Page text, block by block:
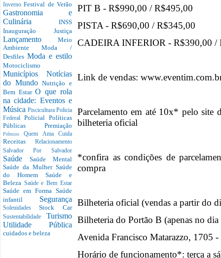
InvernoFestival de Verão
Gastronomia e
Culinária INSS
Inauguração Justiça
Lançamento Meio
AmbienteModa /
Desfiles Moda e estilo
Motociclismo
Municípios Notícias
do MundoNutrição e
Bem EstarO que rola
na cidade: Eventos e
Música Piscicultura Policia
Federal Policial Políticas
Públicas Premiação
PrêmiosQuem Ama Cuida
Receitas Relacionamento
Salvador Por Salvador
Saúde Saúde Mental
Saúde da Mulher Saúde
do Homem Saúde e
Beleza Saúde e Bem Estar
Saúde em Forma Saúde
infantil Segurança
SolenidadesStock Car
Sustentabilidade Turismo
Utilidade Pública
cuidados e beleza
PIT B - R$990,00 / R$495,00
PISTA - R$690,00 / R$345,00
CADEIRA INFERIOR - R$390,00 /
Link de vendas:
Parcelamento em até 10x* pelo site
bilheteria oficial
*confira as condições de
compra
Bilheteria oficial (vendas a partir do
Bilheteria do Portão B (apenas no
Avenida Francisco Matarazzo, 1705
Horário de funcionamento*: terça a